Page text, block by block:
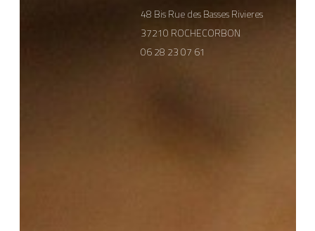
48 Bis Rue des Basses Rivieres
37210 ROCHECORBON
06 28 23 07 61